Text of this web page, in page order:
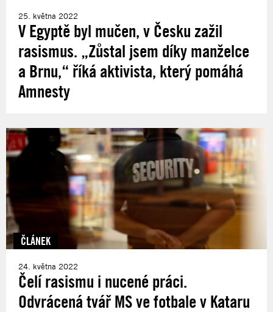
25. května 2022
V Egyptě byl mučen, v Česku zažil
rasismus. „Zůstal jsem díky manželce
a Brnu,“ říká aktivista, který pomáhá
Amnesty
ČLÁNEK
24. května 2022
Čelí rasismu i nucené práci.
Odvrácená tvář MS ve fotbale v Kataru